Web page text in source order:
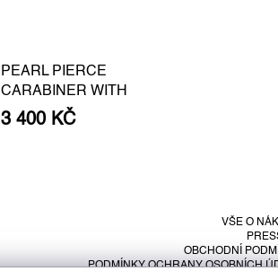
PEARL PIERCE
CARABINER WITH
BAROQUE PEARL S -
3 400 KČ
VŠE O
OBCHODNÍ
PODMÍNKY OCHRANY OSOBNÍCH